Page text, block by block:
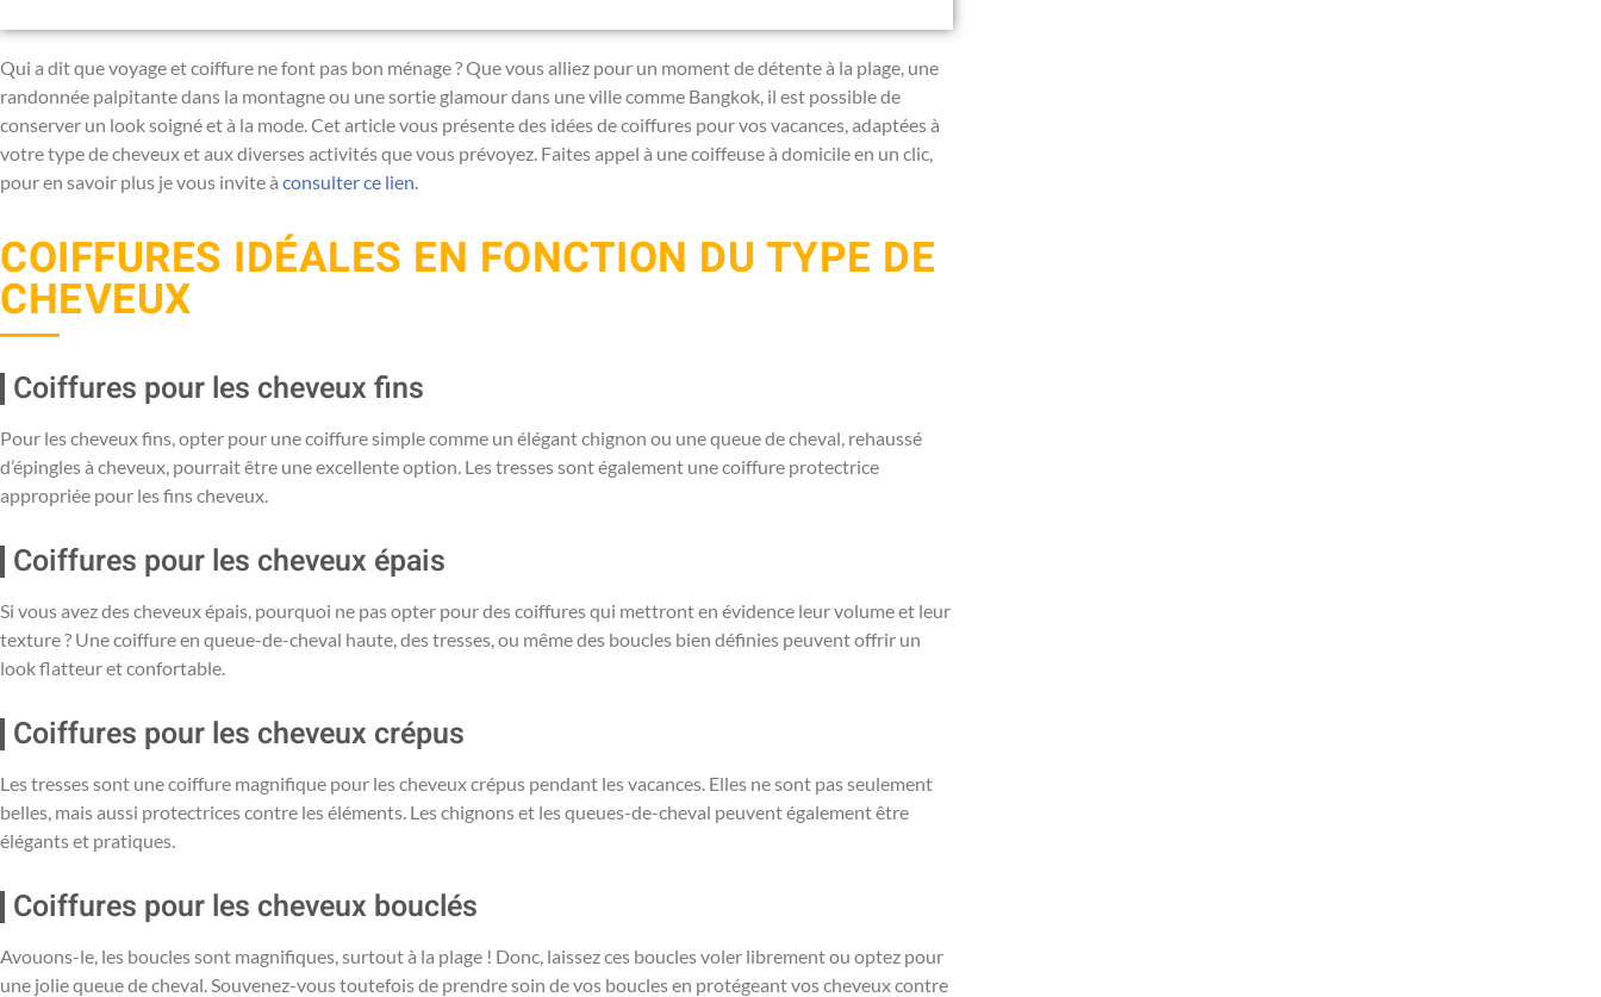
Qui a dit que voyage et coiffure ne font pas bon ménage ? Que vous alliez pour un moment de détente à la plage, une
randonnée palpitante dans la montagne ou une sortie glamour dans une ville comme Bangkok, il est possible de
conserver un look soigné et à la mode. Cet article vous présente des idées de coiffures pour vos vacances, adaptées à
votre type de cheveux et aux diverses activités que vous prévoyez. Faites appel à une coiffeuse à domicile en un clic,
pour en savoir plus je vous invite à consulter ce lien.
COIFFURES IDÉALES EN FONCTION DU TYPE DE
CHEVEUX
Coiffures pour les cheveux fins
Pour les cheveux fins, opter pour une coiffure simple comme un élégant chignon ou une queue de cheval, rehaussé
d’épingles à cheveux, pourrait être une excellente option. Les tresses sont également une coiffure protectrice
appropriée pour les fins cheveux.
Coiffures pour les cheveux épais
Si vous avez des cheveux épais, pourquoi ne pas opter pour des coiffures qui mettront en évidence leur volume et leur
texture ? Une coiffure en queue-de-cheval haute, des tresses, ou même des boucles bien définies peuvent offrir un
look flatteur et confortable.
Coiffures pour les cheveux crépus
Les tresses sont une coiffure magnifique pour les cheveux crépus pendant les vacances. Elles ne sont pas seulement
belles, mais aussi protectrices contre les éléments. Les chignons et les queues-de-cheval peuvent également être
élégants et pratiques.
Coiffures pour les cheveux bouclés
Avouons-le, les boucles sont magnifiques, surtout à la plage ! Donc, laissez ces boucles voler librement ou optez pour
une jolie queue de cheval. Souvenez-vous toutefois de prendre soin de vos boucles en protégeant vos cheveux contre